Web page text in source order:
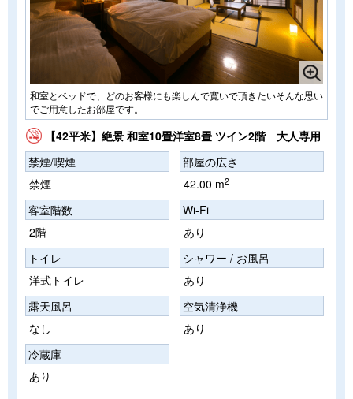
和室とベッドで、どのお客様にも楽しんで寛いで頂きたいそんな思い
でご用意したお部屋です。
【42平米】絶景 和室10畳洋室8畳 ツイン2階 大人専用
禁煙/喫煙
禁煙
部屋の広さ
42.00 m2
客室階数
2階
Wi-Fi
あり
トイレ
洋式トイレ
シャワー / お風呂
あり
露天風呂
なし
空気清浄機
あり
冷蔵庫
あり